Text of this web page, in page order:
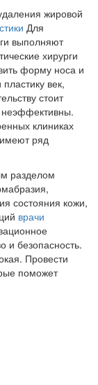
жировой
Для
выполняют
хирурги
форму носа и
век,
стоит
неэффективны.
клиниках
имеют ряд
разделом
состояния кожи,
врачи
и безопасность.
Провести
поможет